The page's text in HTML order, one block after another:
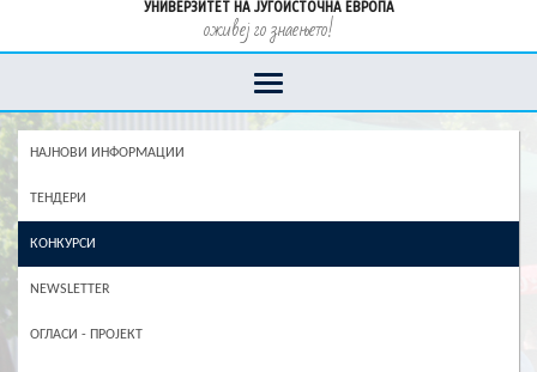
УНИВЕРЗИТЕТ НА ЈУГОИСТОЧНА ЕВРОПА
оживеј го знаењето!
НАЈНОВИ ИНФОРМАЦИИ
ТЕНДЕРИ
КОНКУРСИ
NEWSLETTER
ОГЛАСИ - ПРОЈЕКТ